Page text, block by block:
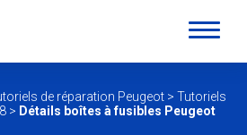
de réparation Peugeot > Tutoriels
> Détails boîtes à fusibles Peugeot